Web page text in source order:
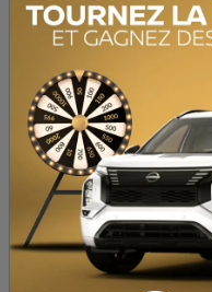
SPÉCIFICATIONS
ANNÉE :
ODOMÈTRE:
TRANSMISSION :
MOTRICITÉ :
MOTEUR :
MOTEUR (L) :